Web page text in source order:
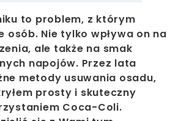
to problem, z którym
osób. Nie tylko wpływa on na
ale także na smak
napojów. Przez lata
metody usuwania osadu,
prosty i skuteczny
Coca-Coli.